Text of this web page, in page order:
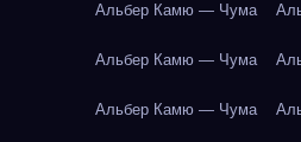
Альбер Камю — Чума
Альбер Камю — Чума
Альбер Камю — Чума